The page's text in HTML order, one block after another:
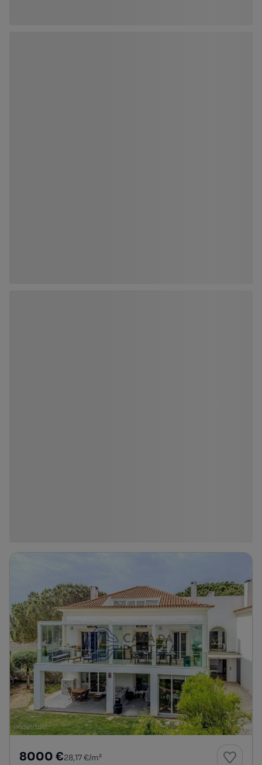
8000 €28,17 €/m²